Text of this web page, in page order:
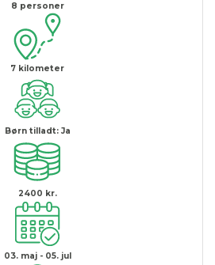
8 personer
7 kilometer
Børn tilladt: Ja
2400 kr.
03. maj - 05. jul